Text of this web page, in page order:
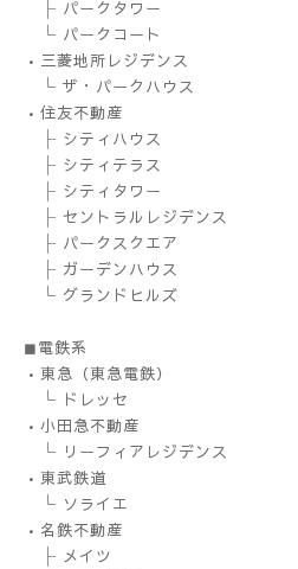
├ パークタワー
└ パークコート
•三菱地所レジデンス
└ ザ・パークハウス
•住友不動産
├ シティハウス
├ シティテラス
├ シティタワー
├ セントラルレジデンス
├ パークスクエア
├ ガーデンハウス
└ グランドヒルズ
◼︎電鉄系
•東急（東急電鉄）
└ ドレッセ
•小田急不動産
└ リーフィアレジデンス
•東武鉄道
└ ソライエ
•名鉄不動産
├ メイツ